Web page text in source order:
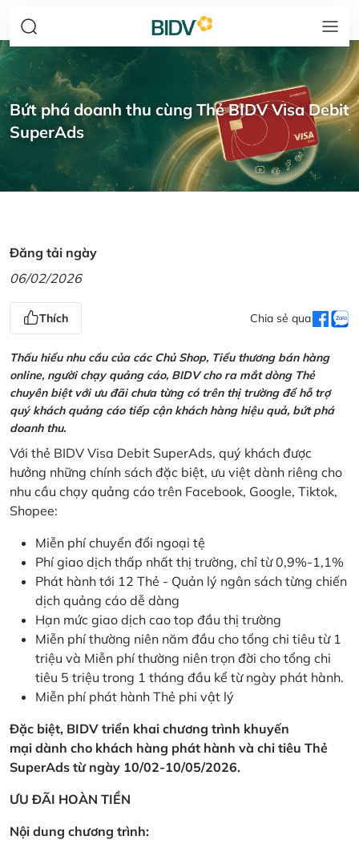
Bứt phá doanh thu cùng Thẻ BIDV Visa Debit
SuperAds
Đăng tải ngày
06/02/2026
Thích Chia sẻ qua
Thấu hiểu nhu cầu của các Chủ Shop, Tiểu thương bán hàng
online, người chạy quảng cáo, BIDV cho ra mắt dòng Thẻ
chuyên biệt với ưu đãi chưa từng có trên thị trường để hỗ trợ
quý khách quảng cáo tiếp cận khách hàng hiệu quả, bứt phá
doanh thu.
Với thẻ BIDV Visa Debit SuperAds, quý khách được
hưởng những chính sách đặc biệt, ưu việt dành riêng cho
nhu cầu chạy quảng cáo trên Facebook, Google, Tiktok,
Shopee:
Miễn phí chuyển đổi ngoại tệ
Phí giao dịch thấp nhất thị trường, chỉ từ 0,9%-1,1%
Phát hành tới 12 Thẻ - Quản lý ngân sách từng chiến
dịch quảng cáo dễ dàng
Hạn mức giao dịch cao top đầu thị trường
Miễn phí thường niên năm đầu cho tổng chi tiêu từ 1
triệu và Miễn phí thường niên trọn đời cho tổng chi
tiêu 5 triệu trong 1 tháng đầu kể từ ngày phát hành.
Miễn phí phát hành Thẻ phi vật lý
Đặc biệt, BIDV triển khai chương trình khuyến
mại dành cho khách hàng phát hành và chi tiêu Thẻ
SuperAds từ ngày 10/02-10/05/2026.
ƯU ĐÃI HOÀN TIỀN
Nội dung chương trình: